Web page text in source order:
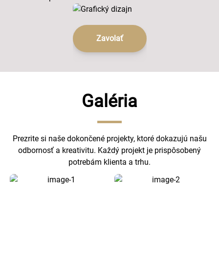
Zavolať
Galéria
Prezrite si naše dokončené projekty, ktoré dokazujú našu
odbornosť a kreativitu. Každý projekt je prispôsobený
potrebám klienta a trhu.